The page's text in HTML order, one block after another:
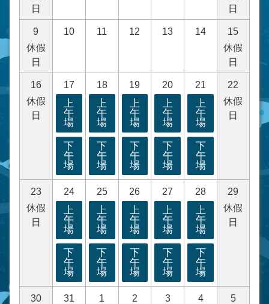
日
日
9
休假
日
10 11 12 13 14
15
休假
日
16
休假
日
17
上
午
場
下
午
場
18
上
午
場
下
午
場
19
上
午
場
下
午
場
20
上
午
場
下
午
場
21
上
午
場
下
午
場
22
休假
日
23
休假
日
24
上
午
場
下
午
場
25
上
午
場
下
午
場
26
上
午
場
下
午
場
27
上
午
場
下
午
場
28
上
午
場
下
午
場
29
休假
日
30
31 1 2 3 4
5